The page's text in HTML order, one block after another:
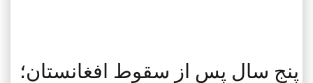
پنج سال پس از سقوط افغانستان؛